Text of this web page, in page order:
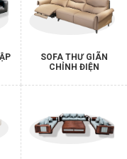
SOFA THƯ GIÃN
CHỈNH ĐIỆN